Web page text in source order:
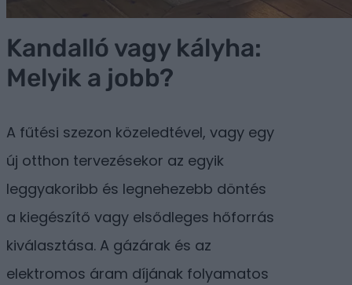
Kandalló vagy kályha:
Melyik a jobb?
A fűtési szezon közeledtével, vagy egy
új otthon tervezésekor az egyik
leggyakoribb és legnehezebb döntés
a kiegészítő vagy elsődleges hőforrás
kiválasztása. A gázárak és az
elektromos áram díjának folyamatos